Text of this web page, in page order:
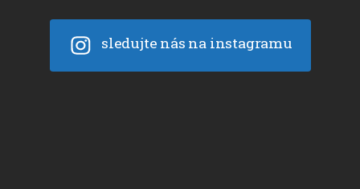
sledujte nás na instagramu